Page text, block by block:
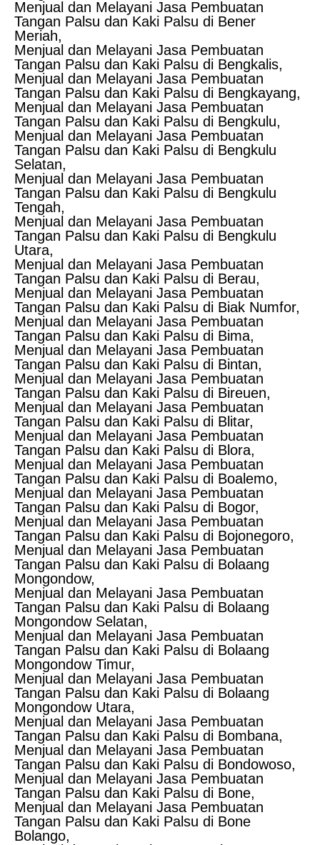
Menjual dan Melayani Jasa Pembuatan
Tangan Palsu dan Kaki Palsu di Bener
Meriah,
Menjual dan Melayani Jasa Pembuatan
Tangan Palsu dan Kaki Palsu di Bengkalis,
Menjual dan Melayani Jasa Pembuatan
Tangan Palsu dan Kaki Palsu di Bengkayang,
Menjual dan Melayani Jasa Pembuatan
Tangan Palsu dan Kaki Palsu di Bengkulu,
Menjual dan Melayani Jasa Pembuatan
Tangan Palsu dan Kaki Palsu di Bengkulu
Selatan,
Menjual dan Melayani Jasa Pembuatan
Tangan Palsu dan Kaki Palsu di Bengkulu
Tengah,
Menjual dan Melayani Jasa Pembuatan
Tangan Palsu dan Kaki Palsu di Bengkulu
Utara,
Menjual dan Melayani Jasa Pembuatan
Tangan Palsu dan Kaki Palsu di Berau,
Menjual dan Melayani Jasa Pembuatan
Tangan Palsu dan Kaki Palsu di Biak Numfor,
Menjual dan Melayani Jasa Pembuatan
Tangan Palsu dan Kaki Palsu di Bima,
Menjual dan Melayani Jasa Pembuatan
Tangan Palsu dan Kaki Palsu di Bintan,
Menjual dan Melayani Jasa Pembuatan
Tangan Palsu dan Kaki Palsu di Bireuen,
Menjual dan Melayani Jasa Pembuatan
Tangan Palsu dan Kaki Palsu di Blitar,
Menjual dan Melayani Jasa Pembuatan
Tangan Palsu dan Kaki Palsu di Blora,
Menjual dan Melayani Jasa Pembuatan
Tangan Palsu dan Kaki Palsu di Boalemo,
Menjual dan Melayani Jasa Pembuatan
Tangan Palsu dan Kaki Palsu di Bogor,
Menjual dan Melayani Jasa Pembuatan
Tangan Palsu dan Kaki Palsu di Bojonegoro,
Menjual dan Melayani Jasa Pembuatan
Tangan Palsu dan Kaki Palsu di Bolaang
Mongondow,
Menjual dan Melayani Jasa Pembuatan
Tangan Palsu dan Kaki Palsu di Bolaang
Mongondow Selatan,
Menjual dan Melayani Jasa Pembuatan
Tangan Palsu dan Kaki Palsu di Bolaang
Mongondow Timur,
Menjual dan Melayani Jasa Pembuatan
Tangan Palsu dan Kaki Palsu di Bolaang
Mongondow Utara,
Menjual dan Melayani Jasa Pembuatan
Tangan Palsu dan Kaki Palsu di Bombana,
Menjual dan Melayani Jasa Pembuatan
Tangan Palsu dan Kaki Palsu di Bondowoso,
Menjual dan Melayani Jasa Pembuatan
Tangan Palsu dan Kaki Palsu di Bone,
Menjual dan Melayani Jasa Pembuatan
Tangan Palsu dan Kaki Palsu di Bone
Bolango,